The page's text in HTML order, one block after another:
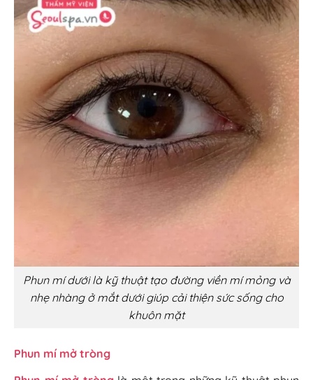
Phun mí dưới là kỹ thuật tạo đường viền mí mỏng và
nhẹ nhàng ở mắt dưới giúp cải thiện sức sống cho
khuôn mặt
Phun mí mở tròng